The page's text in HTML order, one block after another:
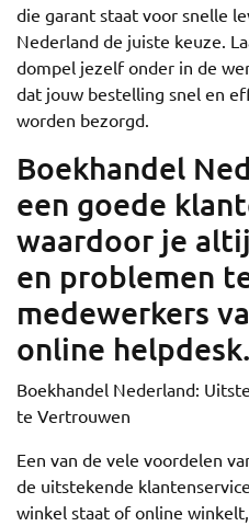
die garant staat voor snelle
Nederland de juiste keuze.
dompel jezelf onder in de
dat jouw bestelling snel en
worden bezorgd.
Boekhandel
een goede
waardoor je
en problemen
medewerkers
online helpdesk.
Boekhandel Nederland:
te Vertrouwen
Een van de vele voordelen
de uitstekende
winkel staat of online